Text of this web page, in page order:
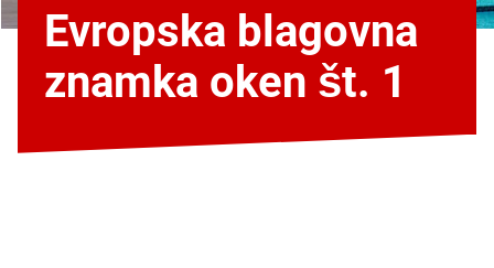
Evropska blagovna
znamka oken št. 1